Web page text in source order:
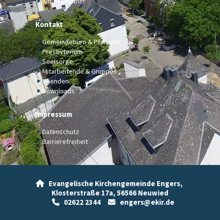
Kontakt
Gemeindebüro & Pfarramt
Presbyterium
Seelsorge
Mitarbeitende & Gruppen
Spenden
Downloads
Impressum
Datenschutz
Barrierefreiheit

Evangelische Kirchengemeinde Engers,
Klosterstraße 17a, 56566 Neuwied
02622 2344 engers@ekir.de